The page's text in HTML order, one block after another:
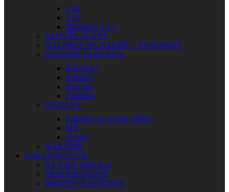
1:18
1:12
Skladačky 1:12
MOTOPLACHTY
NÁLEPKY NA NÁDRŽ – TANKPADY
OSTATNÉ DOPLNKY
Kľúčenky
Nálepky
Hrnčeky
Dáždniky
STOJANY
Adaptéry na kyvnú vidlicu
MX
Cestné
NÁRADIE
RÁM A PODVOZOK
KYVNÁ VIDLICA
PREPÁKOVANIE
BRZDOVÁ SÚSTAVA